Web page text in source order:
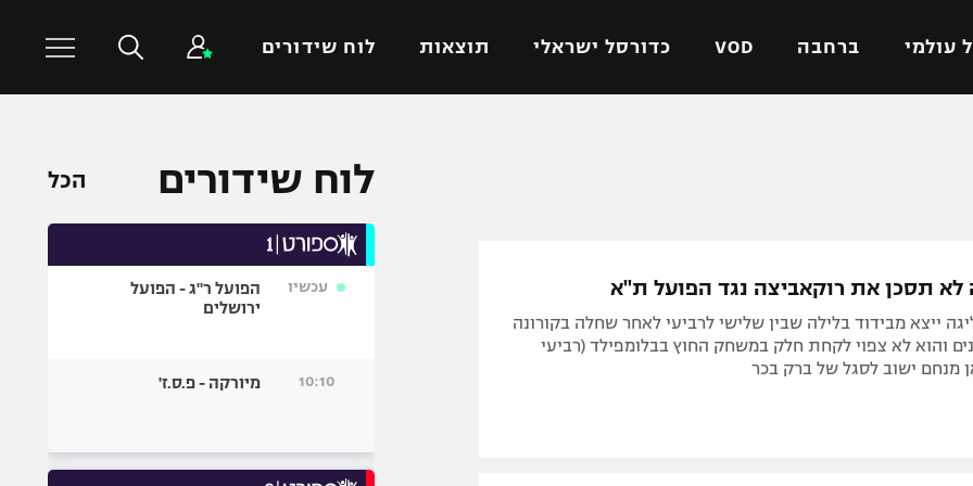
עולמי ברחבה VOD כדורסל ישראלי תוצאות לוח שידורים
ליגה גרמנית
ליגה ספרדית
ליגה איטלקית
הפועל חולון
כדורסל עולמי
כדורעף
שחייה
היאבקות WWE
לא תסכן את רוקאביצה נגד הפועל ת"א
ייצא מבידוד בלילה שבין שלישי לרביעי לאחר שחלה בקורונה
והוא לא צפוי לקחת חלק במשחק החוץ בבלומפילד (רביעי
לוח שידורים הכל
עכשיו
הפועל ר"ג - הפועל
ירושלים
10:10 מיורקה - פ.ס.ז'